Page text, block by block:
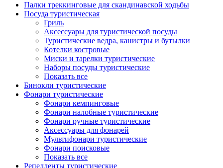
Палки треккинговые для скандинавской ходьбы
Посуда туристическая
Гриль
Аксессуары для туристической посуды
Туристические ведра, канистры и бутылки
Котелки костровые
Миски и тарелки туристические
Наборы посуды туристические
Показать все
Бинокли туристические
Фонари туристические
Фонари кемпинговые
Фонари налобные туристические
Фонари ручные туристические
Аксессуары для фонарей
Мультифонари туристические
Фонари поисковые
Показать все
Репелленты туристические